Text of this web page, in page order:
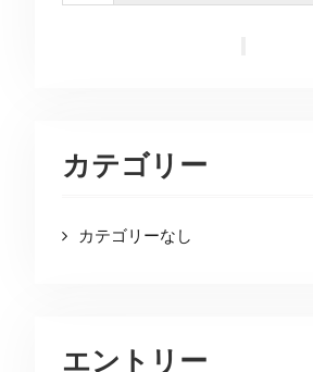
カテゴリー
カテゴリーなし
エントリー